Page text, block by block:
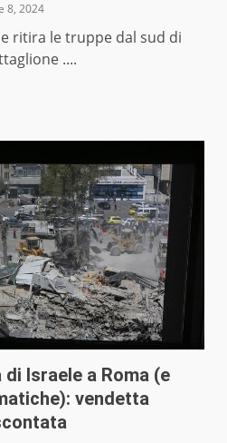
8, 2024
ritira le truppe dal sud di
....
Israele a Roma (e
vendetta